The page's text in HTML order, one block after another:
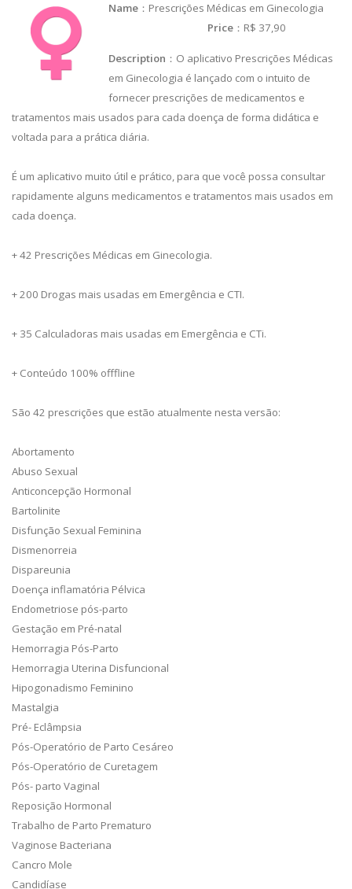
Name ：Prescrições Médicas em Ginecologia
Price ：R$ 37,90
Description ：O aplicativo Prescrições Médicas
em Ginecologia é lançado com o intuito de
fornecer prescrições de medicamentos e
tratamentos mais usados para cada doença de forma didática e
voltada para a prática diária.
É um aplicativo muito útil e prático, para que você possa consultar
rapidamente alguns medicamentos e tratamentos mais usados em
cada doença.
+ 42 Prescrições Médicas em Ginecologia.
+ 200 Drogas mais usadas em Emergência e CTI.
+ 35 Calculadoras mais usadas em Emergência e CTi.
+ Conteúdo 100% offfline
São 42 prescrições que estão atualmente nesta versão:
Abortamento
Abuso Sexual
Anticoncepção Hormonal
Bartolinite
Disfunção Sexual Feminina
Dismenorreia
Dispareunia
Doença inflamatória Pélvica
Endometriose pós-parto
Gestação em Pré-natal
Hemorragia Pós-Parto
Hemorragia Uterina Disfuncional
Hipogonadismo Feminino
Mastalgia
Pré- Eclâmpsia
Pós-Operatório de Parto Cesáreo
Pós-Operatório de Curetagem
Pós- parto Vaginal
Reposição Hormonal
Trabalho de Parto Prematuro
Vaginose Bacteriana
Cancro Mole
Candidíase